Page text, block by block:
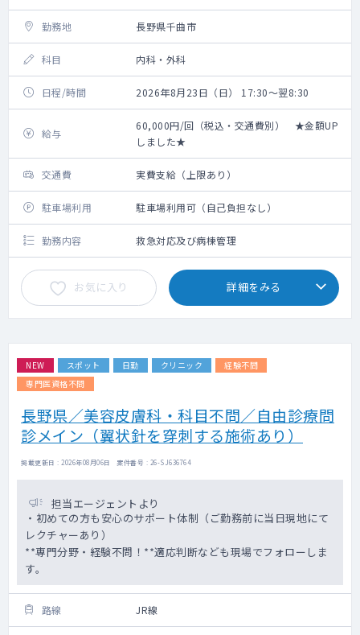
勤務地 長野県千曲市
科目 内科・外科
日程/時間 2026年8月23日（日） 17:30～翌8:30
給与
60,000円/回（税込・交通費別） ★金額UP
しました★
交通費 実費支給（上限あり）
駐車場利用 駐車場利用可（自己負担なし）
勤務内容 救急対応及び病棟管理
お気に入り 詳細をみる
NEW スポット 日勤 クリニック
経験不問
専門医資格不問
長野県／美容皮膚科・科目不問／自由診療問
診メイン（翼状針を穿刺する施術あり）
掲載更新日 : 2026年08月06日 案件番号 : 26-SJ636764
担当エージェントより
・初めての方も安心のサポート体制（ご勤務前に当日現地にて
レクチャーあり）
**専門分野・経験不問！**適応判断なども現場でフォローしま
す。
路線 JR線